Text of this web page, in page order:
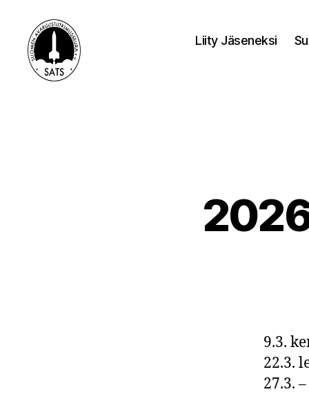
Liity Jäseneksi
9.3.
22.3.
27.3.